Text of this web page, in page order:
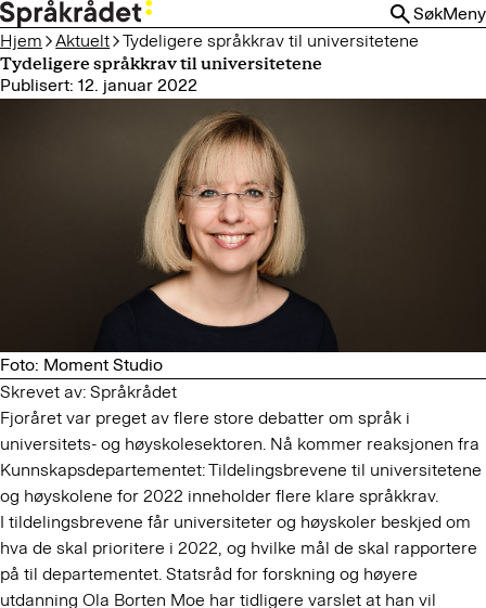
HOPP
TIL
HOVEDINNHOLD
SøkMeny
Hjem
Aktuelt
Tydeligere språkkrav til universitetene
Tydeligere språkkrav til universitetene
Publisert: 12. januar 2022
Foto: Moment Studio
Skrevet av: Språkrådet
Fjoråret var preget av flere store debatter om språk i
universitets- og høyskolesektoren. Nå kommer reaksjonen fra
Kunnskapsdepartementet: Tildelingsbrevene til universitetene
og høyskolene for 2022 inneholder flere klare språkkrav.
I tildelingsbrevene får universiteter og høyskoler beskjed om
hva de skal prioritere i 2022, og hvilke mål de skal rapportere
på til departementet. Statsråd for forskning og høyere
utdanning Ola Borten Moe har tidligere varslet at han vil